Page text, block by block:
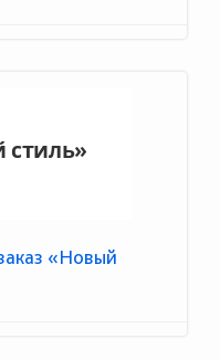
«Новый